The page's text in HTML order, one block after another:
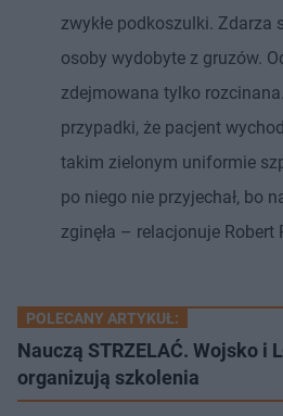
zwykłe podkoszulki. Zdarza
osoby wydobyte z gruzów.
zdejmowana tylko
przypadki, że pacjent
takim zielonym uniformie
po niego nie przyjechał, bo
zginęła – relacjonuje Robert
POLECANY ARTYKUŁ:
Nauczą STRZELAĆ. Wojsko i
organizują szkolenia